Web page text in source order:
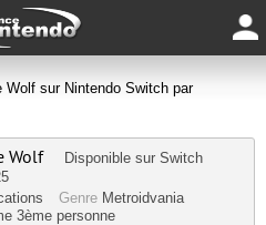
Wolf sur Nintendo Switch par
Wolf Disponible sur Switch
Genre Metroidvania
3ème personne